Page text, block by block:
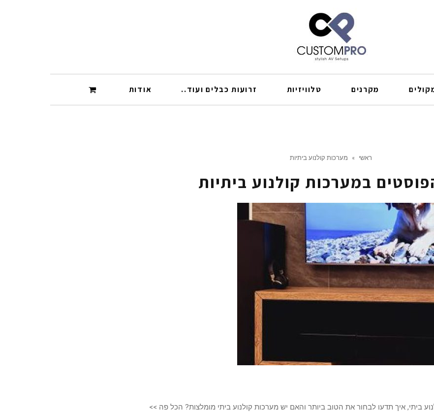
מקרנים טלוויזיות זרועות כבלים ועוד.. אודות
ראשי » מערכות קולנוע ביתיות
במערכות קולנוע ביתיות
איך תדעו לבחור את הטוב ביותר והאם יש מערכות קולנוע ביתי מומלצות? הכל פה >>